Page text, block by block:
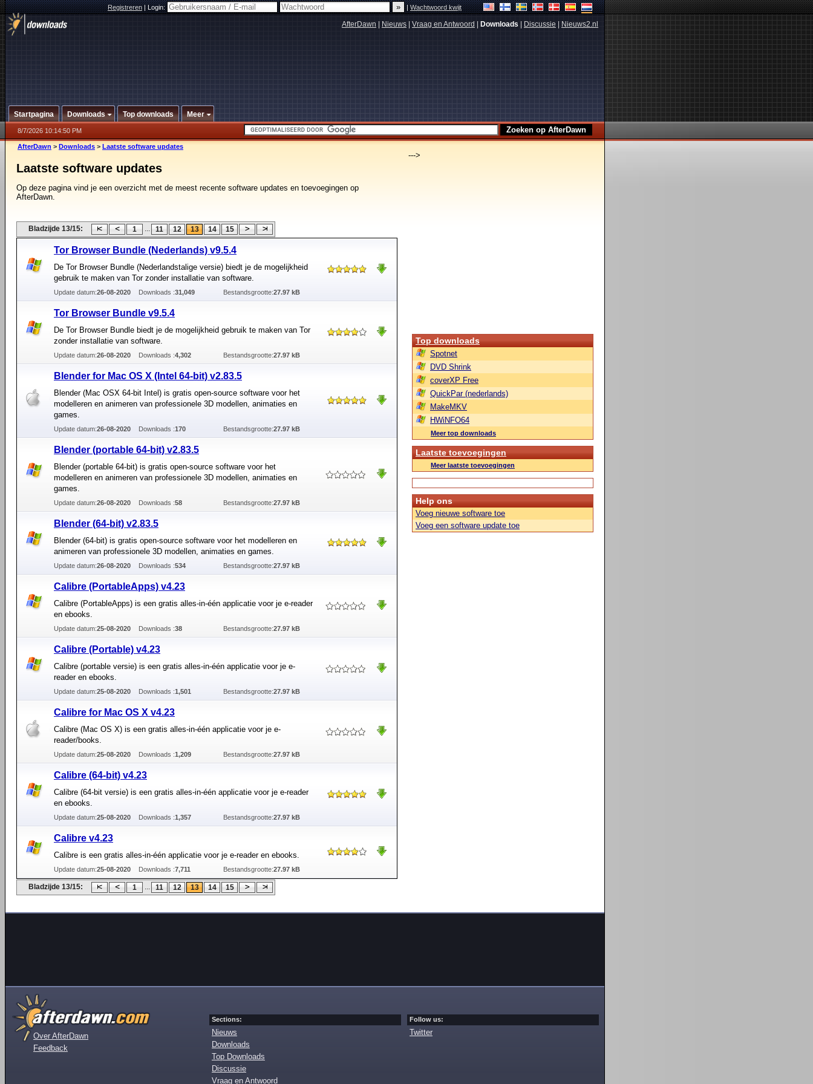
Registreren|Login: |Wachtwoord kwijt
AfterDawn Nieuws Vraag en Antwoord Downloads Discussie Nieuws2.nl
Startpagina Downloads Top downloads Meer
8/7/2026 10:14:50 PM
AfterDawn > Downloads > Laatste software updates
--->
Laatste software updates
Op deze pagina vind je een overzicht met de meest recente software updates en toevoegingen op
AfterDawn.
Bladzijde 13/15: 1 ... 11 12 13 14 15
Tor Browser Bundle (Nederlands) v9.5.4
De Tor Browser Bundle (Nederlandstalige versie) biedt je de mogelijkheid
gebruik te maken van Tor zonder installatie van software.
Update datum:26-08-2020 Downloads :31,049 Bestandsgrootte:27.97 kB
Tor Browser Bundle v9.5.4
De Tor Browser Bundle biedt je de mogelijkheid gebruik te maken van Tor
zonder installatie van software.
Update datum:26-08-2020 Downloads :4,302 Bestandsgrootte:27.97 kB
Blender for Mac OS X (Intel 64-bit) v2.83.5
Blender (Mac OSX 64-bit Intel) is gratis open-source software voor het
modelleren en animeren van professionele 3D modellen, animaties en
games.
Update datum:26-08-2020 Downloads :170 Bestandsgrootte:27.97 kB
Blender (portable 64-bit) v2.83.5
Blender (portable 64-bit) is gratis open-source software voor het
modelleren en animeren van professionele 3D modellen, animaties en
games.
Update datum:26-08-2020 Downloads :58 Bestandsgrootte:27.97 kB
Blender (64-bit) v2.83.5
Blender (64-bit) is gratis open-source software voor het modelleren en
animeren van professionele 3D modellen, animaties en games.
Update datum:26-08-2020 Downloads :534 Bestandsgrootte:27.97 kB
Calibre (PortableApps) v4.23
Calibre (PortableApps) is een gratis alles-in-één applicatie voor je e-reader
en ebooks.
Update datum:25-08-2020 Downloads :38 Bestandsgrootte:27.97 kB
Calibre (Portable) v4.23
Calibre (portable versie) is een gratis alles-in-één applicatie voor je e-
reader en ebooks.
Update datum:25-08-2020 Downloads :1,501 Bestandsgrootte:27.97 kB
Calibre for Mac OS X v4.23
Calibre (Mac OS X) is een gratis alles-in-één applicatie voor je e-
reader/books.
Update datum:25-08-2020 Downloads :1,209 Bestandsgrootte:27.97 kB
Calibre (64-bit) v4.23
Calibre (64-bit versie) is een gratis alles-in-één applicatie voor je e-reader
en ebooks.
Update datum:25-08-2020 Downloads :1,357 Bestandsgrootte:27.97 kB
Calibre v4.23
Calibre is een gratis alles-in-één applicatie voor je e-reader en ebooks.
Update datum:25-08-2020 Downloads :7,711 Bestandsgrootte:27.97 kB
Bladzijde 13/15: 1 ... 11 12 13 14 15
Top downloads
Spotnet
DVD Shrink
coverXP Free
QuickPar (nederlands)
MakeMKV
HWiNFO64
Meer top downloads
Laatste toevoegingen
Meer laatste toevoegingen
Help ons
Voeg nieuwe software toe
Voeg een software update toe
Over AfterDawn
Feedback
Sections:
Nieuws
Downloads
Top Downloads
Discussie
Vraag en Antwoord
Follow us:
Twitter